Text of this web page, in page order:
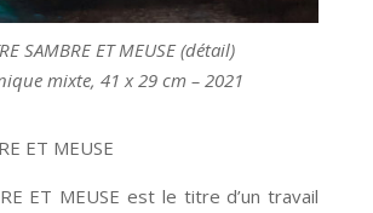
SAMBRE ET MEUSE (détail)
mixte, 41 x 29 cm – 2021
ET MEUSE
ET MEUSE est le titre d’un travail